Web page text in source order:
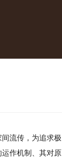
流传，为追求极
作机制、其对原